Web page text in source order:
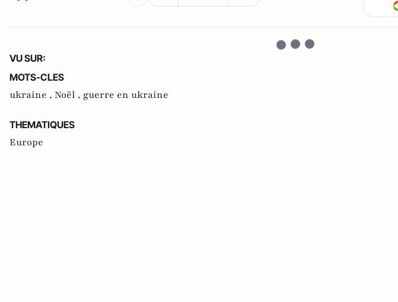
VU SUR:
MOTS-CLES
ukraine , Noël , guerre en ukraine
THEMATIQUES
Europe